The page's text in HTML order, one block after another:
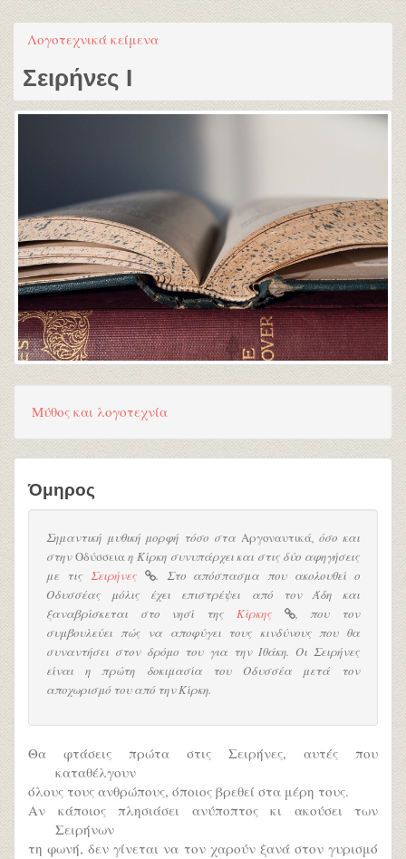
Λογοτεχνικά κείμενα
Σειρήνες Ι
Μύθος και λογοτεχνία
Όμηρος
Σημαντική μυθική μορφή τόσο στα Αργοναυτικά , όσο και
στηνΟδύσσειαη Κίρκη συνυπάρχει και στις δύο αφηγήσεις
με τις Σειρήνες
. Στο απόσπασμα που ακολουθεί ο
Οδυσσέας μόλις έχει επιστρέψει από τον Άδη και
ξαναβρίσκεται στο νησί της Κίρκης
, που τον
συμβουλεύει πώς να αποφύγει τους κινδύνους που θα
συναντήσει στον δρόμο του για την Ιθάκη. Οι Σειρήνες
είναι η πρώτη δοκιμασία του Οδυσσέα μετά τον
αποχωρισμό του από την Κίρκη.
Θα φτάσεις πρώτα στις Σειρήνες, αυτές που
καταθέλγουν
όλους τους ανθρώπους, όποιος βρεθεί στα μέρη τους.
Αν κάποιος πλησιάσει ανύποπτος κι ακούσει των
Σειρήνων
τη φωνή, δεν γίνεται να τον χαρούν ξανά στον γυρισμό